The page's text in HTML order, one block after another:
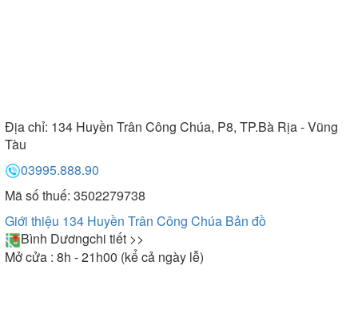
Địa chỉ: 134 Huyền Trân Công Chúa, P8, TP.Bà Rịa - Vũng
Tàu
03995.888.90
Mã số thuế: 3502279738
Giới thiệu 134 Huyền Trân Công Chúa Bản đồ
Bình Dươngchi tiết >>
Mở cửa : 8h - 21h00 (kể cả ngày lễ)